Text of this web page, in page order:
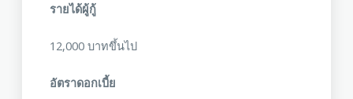
รายได้ผู้กู้
12,000 บาทขึ้นไป
อัตราดอกเบี้ย